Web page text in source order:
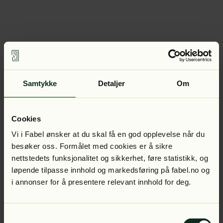
Samtykke Detaljer Om
Cookies
Vi i Fabel ønsker at du skal få en god opplevelse når du
besøker oss. Formålet med cookies er å sikre
nettstedets funksjonalitet og sikkerhet, føre statistikk, og
løpende tilpasse innhold og markedsføring på fabel.no og
i annonser for å presentere relevant innhold for deg.